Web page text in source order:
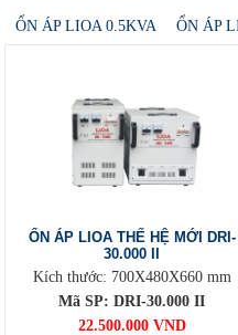
ỔN ÁP LIOA 0.5KVA ỔN ÁP
ỔN ÁP LIOA THẾ HỆ MỚI DRI-
30.000 II
Kích thước: 700X480X660 mm
Mã SP: DRI-30.000 II
22.500.000 VND